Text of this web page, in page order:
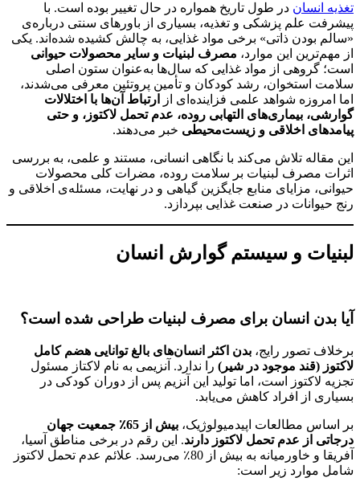
تغذیه انسان در طول تاریخ همواره در حال تغییر بوده است. با
پیشرفت علم پزشکی و تغذیه، بسیاری از باورهای سنتی درباره‌ی
«سالم بودن ذاتی» برخی مواد غذایی، به چالش کشیده شده‌اند. یکی
از مهم‌ترین این موارد، مصرف لبنیات و سایر محصولات حیوانی
است؛ گروهی از مواد غذایی که سال‌ها به‌عنوان ستون اصلی
سلامت استخوان، رشد کودکان و تأمین پروتئین معرفی می‌شدند،
اما امروزه شواهد علمی فزاینده‌ای از
ارتباط آن‌ها با اختلالات
گوارشی، بیماری‌های التهابی روده، عدم تحمل لاکتوز، و حتی
پیامدهای اخلاقی و زیست‌محیطی خبر می‌دهند.
این مقاله تلاش می‌کند با نگاهی انسانی، مستند و علمی، به بررسی
اثرات مصرف لبنیات بر سلامت روده، مضرات کلی محصولات
حیوانی، مزایای منابع جایگزین گیاهی و در نهایت، مسئله‌ی اخلاقی و
رنج حیوانات در صنعت غذایی بپردازد.
لبنیات و سیستم گوارش انسان
آیا بدن انسان برای مصرف لبنیات طراحی شده است؟
برخلاف تصور رایج، بدن اکثر انسان‌های بالغ توانایی هضم کامل
لاکتوز (قند موجود در شیر) را ندارد. آنزیمی به نام لاکتاز مسئول
تجزیه لاکتوز است، اما تولید این آنزیم پس از دوران کودکی در
بسیاری از افراد کاهش می‌یابد.
بر اساس مطالعات اپیدمیولوژیک،
بیش از 65٪ جمعیت جهان
درجاتی از عدم تحمل لاکتوز دارند. این رقم در برخی مناطق آسیا،
آفریقا و خاورمیانه به بیش از 80٪ می‌رسد. علائم عدم تحمل لاکتوز
شامل موارد زیر است: